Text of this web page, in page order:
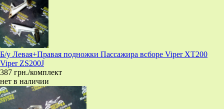
Б/у Левая+Правая подножки Пассажира всборе Viper XT200
Viper ZS200J
387 грн./комплект
нет в наличии